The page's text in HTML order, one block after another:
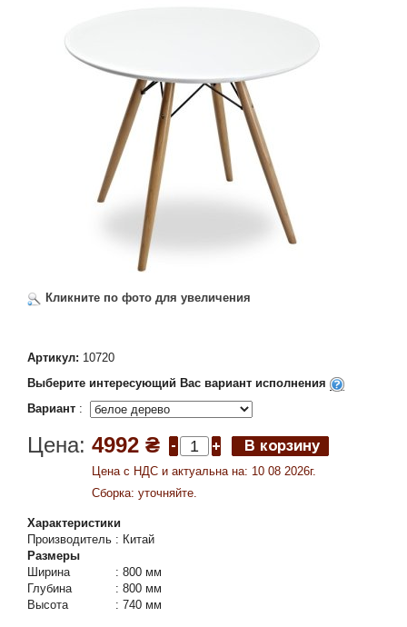
Кликните по фото для увеличения
Артикул: 10720
Выберите интересующий Вас вариант исполнения
Вариант :
Цена: 4992 ₴
Цена c НДС и актуальна на: 10 08 2026г.
Сборка: уточняйте.
Характеристики
Производитель : Китай
Размеры
Ширина
: 800 мм
Глубина
: 800 мм
Высота
: 740 мм